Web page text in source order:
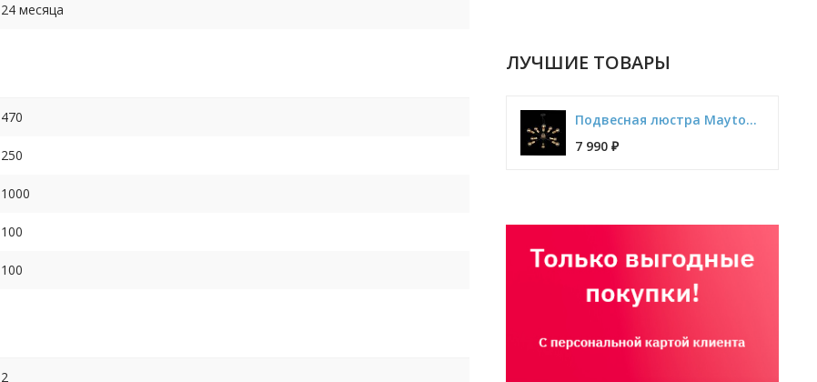
ЛУЧШИЕ ТОВАРЫ
Подвесная люстра Maytoni Jackson T546PL-12B
7 990 ₽
24 месяца
470
250
1000
100
100
2